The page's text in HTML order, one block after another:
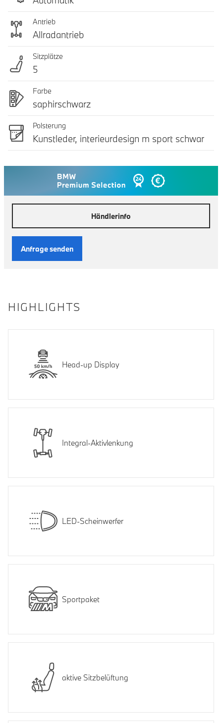
Antrieb
Allradantrieb
Sitzplätze
5
Farbe
saphirschwarz
Polsterung
Kunstleder, interieurdesign m sport schwar
Händlerinfo
Anfrage senden
HIGHLIGHTS
Head-up Display
Integral-Aktivlenkung
LED-Scheinwerfer
Sportpaket
aktive Sitzbelüftung